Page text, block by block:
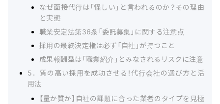
なぜ面接代行は「怪しい」と言われるのか？その理由
と実態
職業安定法第36条「委託募集」に関する注意点
採用の最終決定権は必ず「自社」が持つこと
成果報酬型は「職業紹介」とみなされるリスクに注意
5．質の高い採用を成功させる！代行会社の選び方と活
用法
【量か質か】自社の課題に合った業者のタイプを見極